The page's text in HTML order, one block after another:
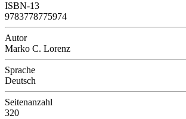
ISBN-13
9783778775974
Autor
Marko C. Lorenz
Sprache
Deutsch
Seitenanzahl
320